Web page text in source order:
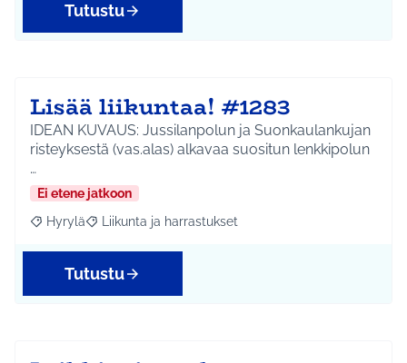
Tutustu
Lisää liikuntaa! #1283
IDEAN KUVAUS: Jussilanpolun ja Suonkaulankujan
risteyksestä (vas.alas) alkavaa suositun lenkkipolun
…
Ei etene jatkoon
Rajaa tulokset aihepiirin mukaan: Hyrylä
Hyrylä Rajaa tulokset teeman mukaan: Liikunta ja
Liikunta ja harrastukset
Tutustu